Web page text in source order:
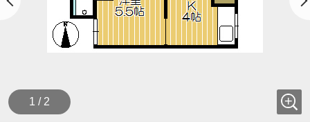
1 / 2